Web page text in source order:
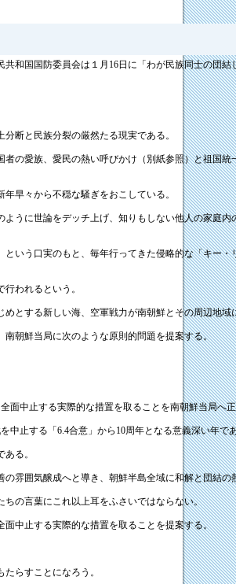
国国防委員会は１月16日に「わが民族同士の団
断と民族分裂の厳然たる現実である。
の愛族、愛民の熱い呼びかけ（別紙参照）と祖国
早々から不穏な騒ぎをおこしている。
うに世論をデッチ上げ、知りもしない他人の家庭
いう口実のもと、毎年行ってきた侵略的な「キー
われるという。
とする新しい海、空軍戦力が南朝鮮とその周辺地
朝鮮当局に次のような原則的問題を提案する。
面中止する実際的な措置を取ることを南朝鮮当局へ
中止する「6.4合意」から10周年となる意義深い年で
る。
雰囲気醸成へと導き、朝鮮半島全域に和解と団結
の言葉にこれ以上耳をふさいではならない。
中止する実際的な措置を取ることを提案する。
らすことになろう。